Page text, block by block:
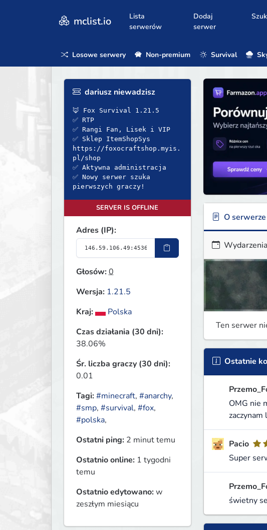
mclist.io
Lista
serwerów
Dodaj
serwer
Losowe serwery Non-premium Survival
dariusz niewadzisz
🦊 Fox Survival 1.21.5
✅ RTP
✅ Rangi Fan, Lisek i VIP
✅ Sklep ItemShopSys
https://foxocraftshop.myis.
pl/shop
✅ Aktywna administracja
✅ Nowy serwer szuka
pierwszych graczy!
SERVER IS OFFLINE
Adres (IP):
Głosów:0
Wersja: 1.21.5
Kraj:
Polska
Czas działania (30 dni):
38.06%
Śr. liczba graczy (30 dni):
0.01
Tagi:#minecraft, #anarchy,
#smp, #survival, #fox,
#polska,
Ostatni ping: 2 minut temu
Ostatnio online: 1 tygodni
temu
Ostatnio edytowano:w
zeszłym miesiącu
O serwerze
Wydarzenia
Ten serwer
Ostatnie
OMG nie
Pacio
Super
świetny